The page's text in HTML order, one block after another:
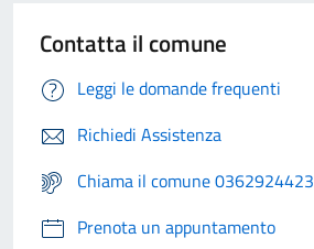
Contatta il comune
Leggi le domande frequenti
Richiedi Assistenza
Chiama il comune 0362924423
Prenota un appuntamento